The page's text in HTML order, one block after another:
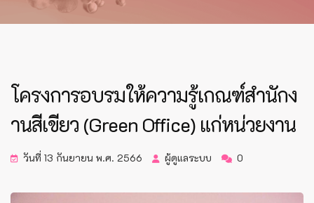
โครงการอบรมให้ความรู้เกณฑ์สำนักง
านสีเขียว (Green Office) แก่หน่วยงาน
วันที่ 13 กันยายน พ.ศ. 2566 ผู้ดูแลระบบ 0